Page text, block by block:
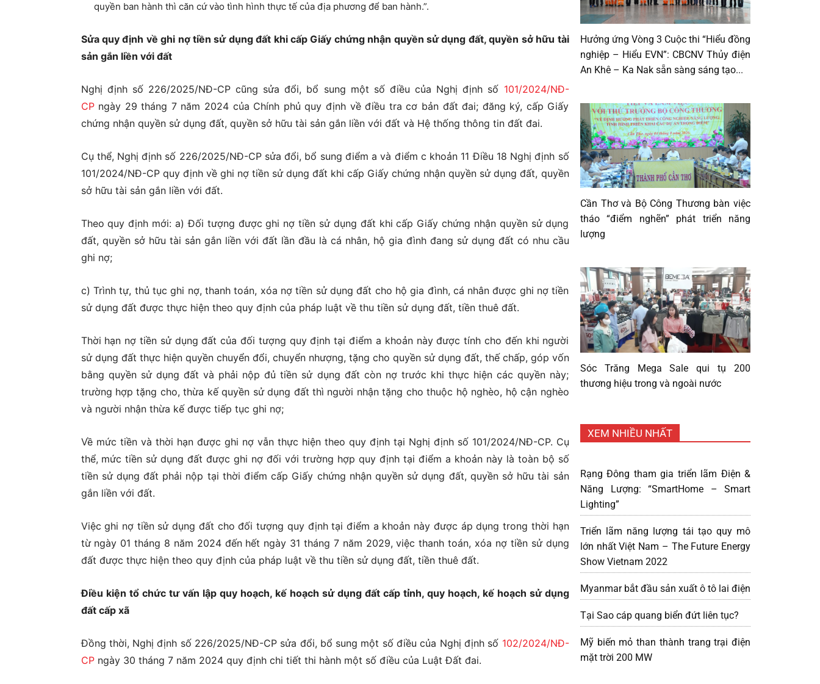
quyền ban hành thì căn cứ vào tình hình thực tế của địa phương để ban hành.”.
Sửa quy định về ghi nợ tiền sử dụng đất khi cấp Giấy chứng nhận quyền sử dụng đất, quyền sở hữu tài
sản gắn liền với đất
Nghị định số 226/2025/NĐ-CP cũng sửa đổi, bổ sung một số điều của Nghị định số 101/2024/NĐ-
CPngày 29 tháng 7 năm 2024 của Chính phủ quy định về điều tra cơ bản đất đai; đăng ký, cấp Giấy
chứng nhận quyền sử dụng đất, quyền sở hữu tài sản gắn liền với đất và Hệ thống thông tin đất đai.
Cụ thể, Nghị định số 226/2025/NĐ-CP sửa đổi, bổ sung điểm a và điểm c khoản 11 Điều 18 Nghị định số
101/2024/NĐ-CP quy định về ghi nợ tiền sử dụng đất khi cấp Giấy chứng nhận quyền sử dụng đất, quyền
sở hữu tài sản gắn liền với đất.
Theo quy định mới: a) Đối tượng được ghi nợ tiền sử dụng đất khi cấp Giấy chứng nhận quyền sử dụng
đất, quyền sở hữu tài sản gắn liền với đất lần đầu là cá nhân, hộ gia đình đang sử dụng đất có nhu cầu
ghi nợ;
c) Trình tự, thủ tục ghi nợ, thanh toán, xóa nợ tiền sử dụng đất cho hộ gia đình, cá nhân được ghi nợ tiền
sử dụng đất được thực hiện theo quy định của pháp luật về thu tiền sử dụng đất, tiền thuê đất.
Thời hạn nợ tiền sử dụng đất của đối tượng quy định tại điểm a khoản này được tính cho đến khi người
sử dụng đất thực hiện quyền chuyển đổi, chuyển nhượng, tặng cho quyền sử dụng đất, thế chấp, góp vốn
bằng quyền sử dụng đất và phải nộp đủ tiền sử dụng đất còn nợ trước khi thực hiện các quyền này;
trường hợp tặng cho, thừa kế quyền sử dụng đất thì người nhận tặng cho thuộc hộ nghèo, hộ cận nghèo
và người nhận thừa kế được tiếp tục ghi nợ;
Về mức tiền và thời hạn được ghi nợ vẫn thực hiện theo quy định tại Nghị định số 101/2024/NĐ-CP. Cụ
thể, mức tiền sử dụng đất được ghi nợ đối với trường hợp quy định tại điểm a khoản này là toàn bộ số
tiền sử dụng đất phải nộp tại thời điểm cấp Giấy chứng nhận quyền sử dụng đất, quyền sở hữu tài sản
gắn liền với đất.
Việc ghi nợ tiền sử dụng đất cho đối tượng quy định tại điểm a khoản này được áp dụng trong thời hạn
từ ngày 01 tháng 8 năm 2024 đến hết ngày 31 tháng 7 năm 2029, việc thanh toán, xóa nợ tiền sử dụng
đất được thực hiện theo quy định của pháp luật về thu tiền sử dụng đất, tiền thuê đất.
Điều kiện tổ chức tư vấn lập quy hoạch, kế hoạch sử dụng đất cấp tỉnh, quy hoạch, kế hoạch sử dụng
đất cấp xã
Đồng thời, Nghị định số 226/2025/NĐ-CP sửa đổi, bổ sung một số điều của Nghị định số 102/2024/NĐ-
CPngày 30 tháng 7 năm 2024 quy định chi tiết thi hành một số điều của Luật Đất đai.
Hưởng ứng Vòng 3 Cuộc thi “Hiểu đồng
nghiệp – Hiểu EVN”: CBCNV Thủy điện
An Khê – Ka Nak sẵn sàng sáng tạo...
Cần Thơ và Bộ Công Thương bàn việc
tháo “điểm nghẽn” phát triển năng
lượng
Sóc Trăng Mega Sale qui tụ 200
thương hiệu trong và ngoài nước
XEM NHIỀU NHẤT
Rạng Đông tham gia triển lãm Điện &
Năng Lượng: “SmartHome – Smart
Lighting”
Triển lãm năng lượng tái tạo quy mô
lớn nhất Việt Nam – The Future Energy
Show Vietnam 2022
Myanmar bắt đầu sản xuất ô tô lai điện
Tại Sao cáp quang biển đứt liên tục?
Mỹ biến mỏ than thành trang trại điện
mặt trời 200 MW